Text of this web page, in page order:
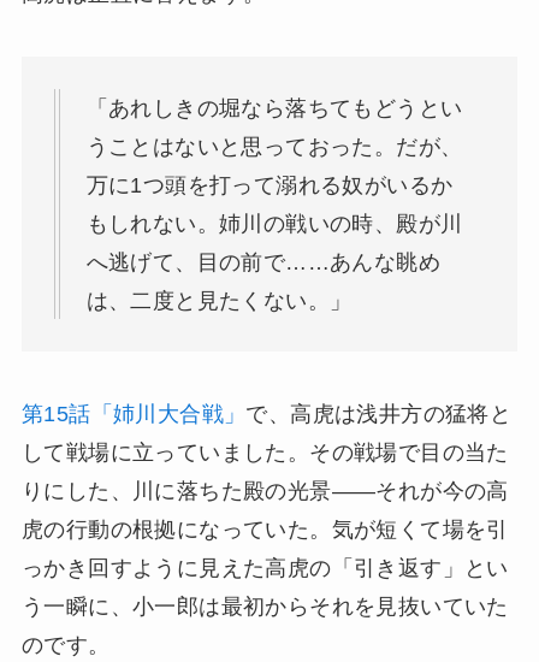
「あれしきの堀なら落ちてもどうとい
うことはないと思っておった。だが、
万に1つ頭を打って溺れる奴がいるか
もしれない。姉川の戦いの時、殿が川
へ逃げて、目の前で……あんな眺め
は、二度と見たくない。」
第15話「姉川大合戦」 で、高虎は浅井方の猛将と
して戦場に立っていました。その戦場で目の当た
りにした、川に落ちた殿の光景——それが今の高
虎の行動の根拠になっていた。気が短くて場を引
っかき回すように見えた高虎の「引き返す」とい
う一瞬に、小一郎は最初からそれを見抜いていた
のです。